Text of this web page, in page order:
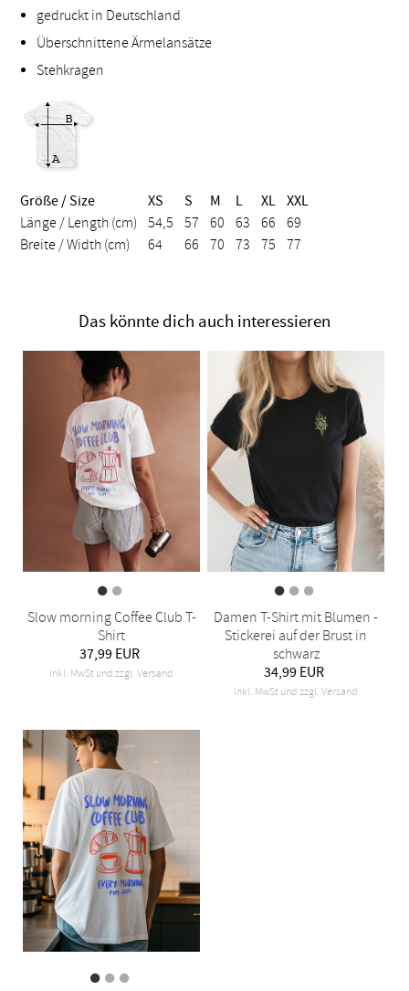
gedruckt in Deutschland
Überschnittene Ärmelansätze
Stehkragen
Größe / Size XS S M L XL XXL
Länge / Length (cm)
54,5 57 60 63 66
69
Breite / Width (cm)
64 66 70 73 75 77
Das könnte dich auch interessieren
Slow morning Coffee Club T-
Shirt
37,99 EUR
inkl. MwSt und zzgl. Versand
Damen T-Shirt mit Blumen -
Stickerei auf der Brust in
schwarz
34,99 EUR
inkl. MwSt und zzgl. Versand